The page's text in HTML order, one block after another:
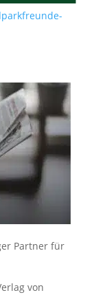
Partner für
von